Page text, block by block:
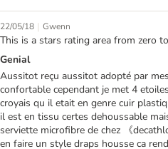
22/05/18 | Gwenn
This is a stars rating area from zero
Genial
Aussitot reçu aussitot adopté par
confortable cependant je met 4
croyais qu il etait en genre cuir
il est en tissu certes dehoussable
serviette microfibre de chez 《
en faire un style draps housse ca